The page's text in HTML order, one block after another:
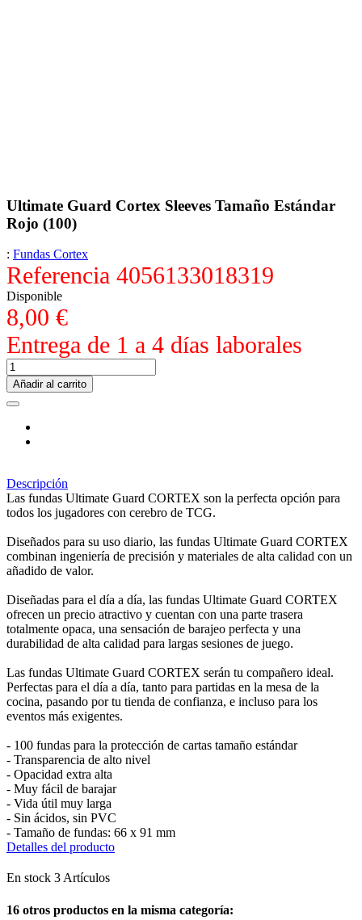
Ultimate Guard Cortex Sleeves Tamaño Estándar
Rojo (100)
: Fundas Cortex
Referencia 4056133018319
Disponible
8,00 €
Entrega de 1 a 4 días laborales
Añadir al carrito
Descripción
Las fundas Ultimate Guard CORTEX son la perfecta opción para
todos los jugadores con cerebro de TCG.
Diseñados para su uso diario, las fundas Ultimate Guard CORTEX
combinan ingeniería de precisión y materiales de alta calidad con un
añadido de valor.
Diseñadas para el día a día, las fundas Ultimate Guard CORTEX
ofrecen un precio atractivo y cuentan con una parte trasera
totalmente opaca, una sensación de barajeo perfecta y una
durabilidad de alta calidad para largas sesiones de juego.
Las fundas Ultimate Guard CORTEX serán tu compañero ideal.
Perfectas para el día a día, tanto para partidas en la mesa de la
cocina, pasando por tu tienda de confianza, e incluso para los
eventos más exigentes.
- 100 fundas para la protección de cartas tamaño estándar
- Transparencia de alto nivel
- Opacidad extra alta
- Muy fácil de barajar
- Vida útil muy larga
- Sin ácidos, sin PVC
- Tamaño de fundas: 66 x 91 mm
Detalles del producto
En stock 3 Artículos
16 otros productos en la misma categoría: